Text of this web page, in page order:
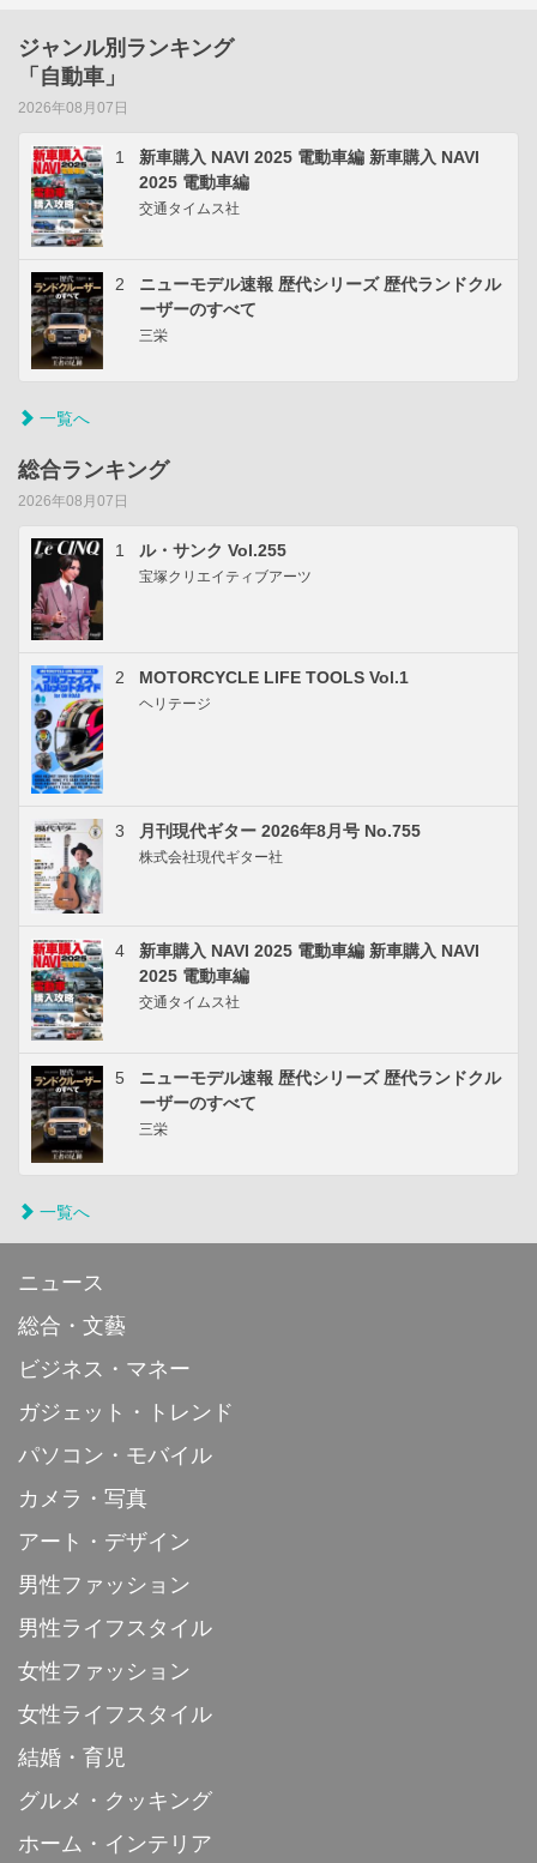
ジャンル別ランキング
「自動車」
2026年08月07日
1
新車購入 NAVI 2025 電動車編 新車購入 NAVI
2025 電動車編
交通タイムス社
2
ニューモデル速報 歴代シリーズ 歴代ランドクル
ーザーのすべて
三栄
一覧へ
総合ランキング
2026年08月07日
1 ル・サンク Vol.255
宝塚クリエイティブアーツ
2 MOTORCYCLE LIFE TOOLS Vol.1
ヘリテージ
3 月刊現代ギター 2026年8月号 No.755
株式会社現代ギター社
4
新車購入 NAVI 2025 電動車編 新車購入 NAVI
2025 電動車編
交通タイムス社
5
ニューモデル速報 歴代シリーズ 歴代ランドクル
ーザーのすべて
三栄
一覧へ
ニュース
総合・文藝
ビジネス・マネー
ガジェット・トレンド
パソコン・モバイル
カメラ・写真
アート・デザイン
男性ファッション
男性ライフスタイル
女性ファッション
女性ライフスタイル
結婚・育児
グルメ・クッキング
ホーム・インテリア